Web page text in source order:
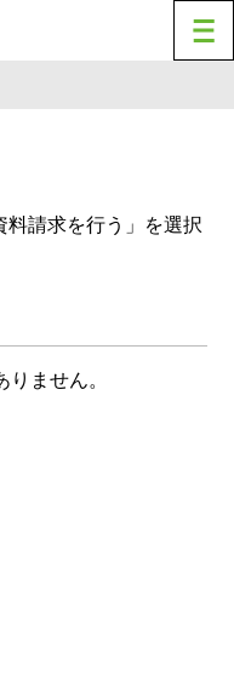
料請求を行う」を選択
ません。